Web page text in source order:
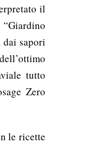
il
dai sapori
tutto
Zero
le ricette